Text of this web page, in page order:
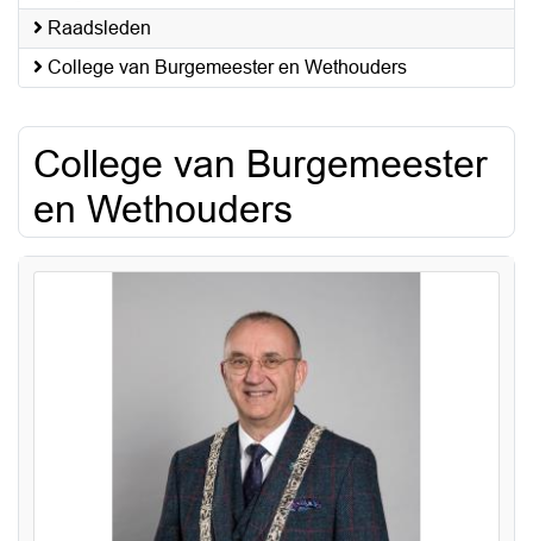
Raadsleden
College van Burgemeester en Wethouders
College van Burgemeester
en Wethouders